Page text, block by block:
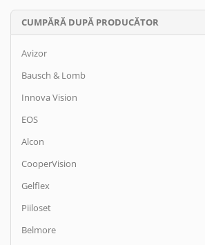
CUMPĂRĂ DUPĂ PRODUCĂTOR
Avizor
Bausch & Lomb
Innova Vision
EOS
Alcon
CooperVision
Gelflex
Piiloset
Belmore